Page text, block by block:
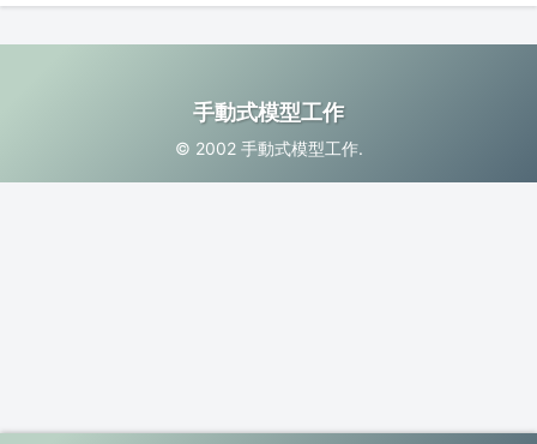
手動式模型工作
© 2002 手動式模型工作.